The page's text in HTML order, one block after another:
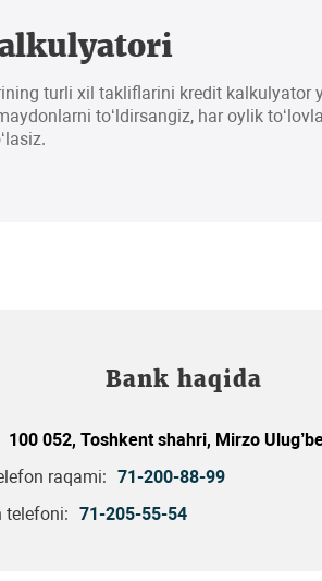
turli xil takliflarini kredit kalkulyator
to‘ldirsangiz, har oylik
Bank haqida
100 052, Toshkent shahri, Mirzo
raqami: 71-200-88-99
telefoni: 71-205-55-54